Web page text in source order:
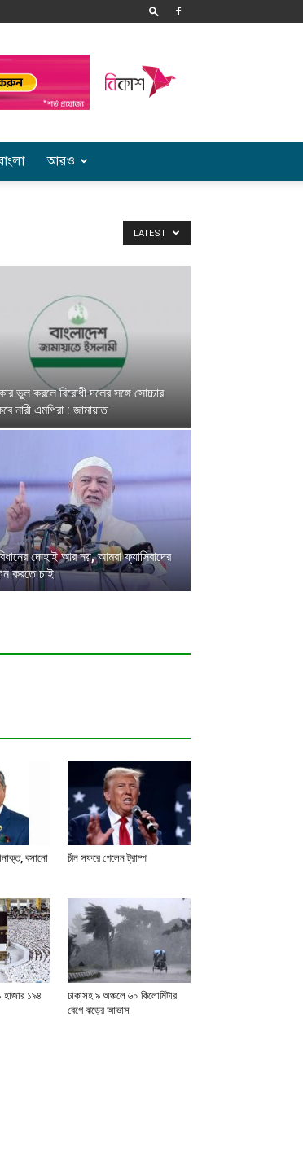
আরও
LATEST
ভুল করলে বিরোধী দলের সঙ্গে সোচ্চার
নারী এমপিরা : জামায়াত
দোহাই আর নয়, আমরা ফ্যাসিবাদের
করতে চাই
শনাক্ত, বসানো
চীন সফরে গেলেন ট্রাম্প
১৯৪
ঢাকাসহ ৯ অঞ্চলে ৬০ কিলোমিটার
বেগে ঝড়ের আভাস